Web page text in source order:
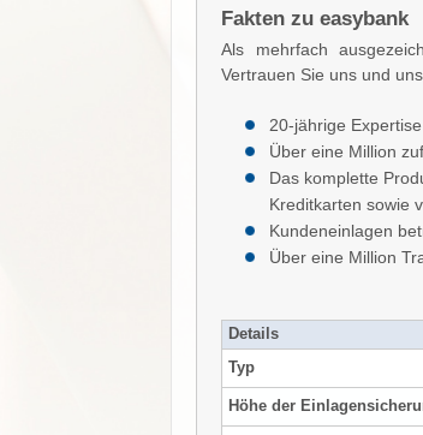
Fakten zu easybank
Als mehrfach
Vertrauen Sie uns und
20-jährige
Über eine Million
Das komplette
Kreditkarten sowie
Kundeneinlagen
Über eine Million
Details
Typ
Höhe der